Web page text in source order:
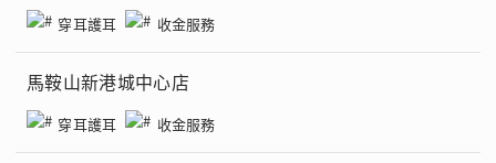
穿耳護耳 收金服務
馬鞍山新港城中心店
穿耳護耳 收金服務